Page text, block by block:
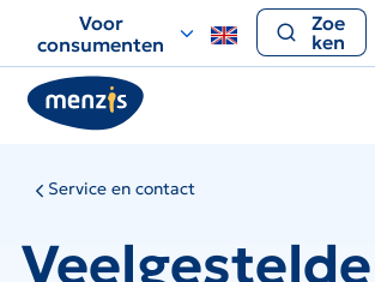
voor
snelle
navigatie
Voor
consumenten
Zoe
ken
Service en contact
Veelgestelde